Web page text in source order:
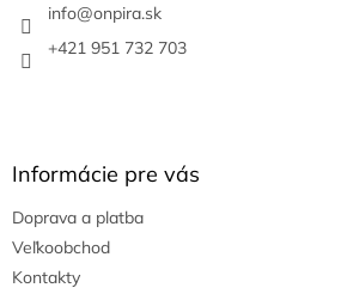
info@onpira.sk
+421 951 732 703
Informácie pre vás
Doprava a platba
Veľkoobchod
Kontakty